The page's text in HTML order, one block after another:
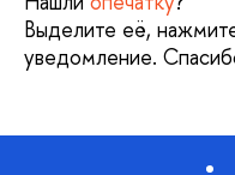
Выделите её,
уведомление.